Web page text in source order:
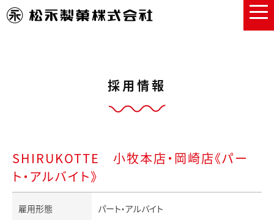
採用情報
SHIRUKOTTE 小牧本店・岡崎店《パー
ト・アルバイト》
雇用形態 パート・アルバイト